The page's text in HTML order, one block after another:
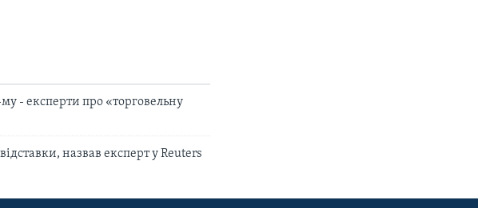
му - експерти про «торговельну
назвав експерт у Reuters